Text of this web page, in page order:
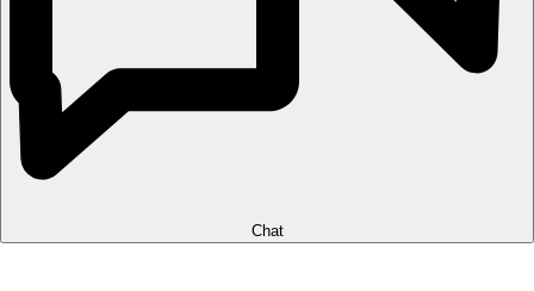
Chat